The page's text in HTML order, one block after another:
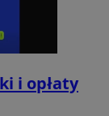
i opłaty